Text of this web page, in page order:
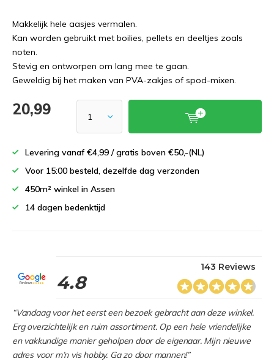
Makkelijk hele aasjes vermalen.
Kan worden gebruikt met boilies, pellets en deeltjes zoals
noten.
Stevig en ontworpen om lang mee te gaan.
Geweldig bij het maken van PVA-zakjes of spod-mixen.
20,99
Levering vanaf €4,99 / gratis boven €50,-(NL)
Voor 15:00 besteld, dezelfde dag verzonden
450m² winkel in Assen
14 dagen bedenktijd
4.8
143 Reviews
“Vandaag voor het eerst een bezoek gebracht aan deze winkel.
Erg overzichtelijk en ruim assortiment. Op een hele vriendelijke
en vakkundige manier geholpen door de eigenaar. Mijn nieuwe
adres voor m’n vis hobby. Ga zo door mannen!”